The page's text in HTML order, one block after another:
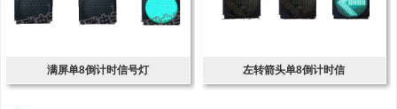
满屏单8倒计时信号灯 左转箭头单8倒计时信